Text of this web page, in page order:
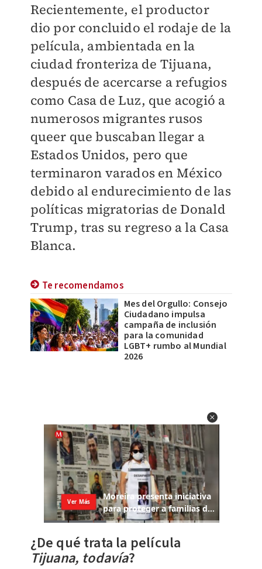
Recientemente, el productor
dio por concluido el rodaje de la
película, ambientada en la
ciudad fronteriza de Tijuana,
después de acercarse a refugios
como Casa de Luz, que acogió a
numerosos migrantes rusos
queer que buscaban llegar a
Estados Unidos, pero que
terminaron varados en México
debido al endurecimiento de las
políticas migratorias de Donald
Trump, tras su regreso a la Casa
Blanca.
Te recomendamos
Mes del Orgullo: Consejo
Ciudadano impulsa
campaña de inclusión
para la comunidad
LGBT+ rumbo al Mundial
2026
¿De qué trata la película
Tijuana, todavía?